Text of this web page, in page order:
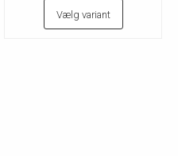
Vælg variant